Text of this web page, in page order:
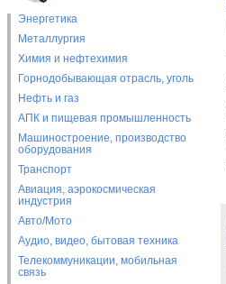
Энергетика
Металлургия
Химия и нефтехимия
Горнодобывающая отрасль, уголь
Нефть и газ
АПК и пищевая промышленность
Машиностроение, производство
оборудования
Транспорт
Авиация, аэрокосмическая
индустрия
Авто/Мото
Аудио, видео, бытовая техника
Телекоммуникации, мобильная
связь